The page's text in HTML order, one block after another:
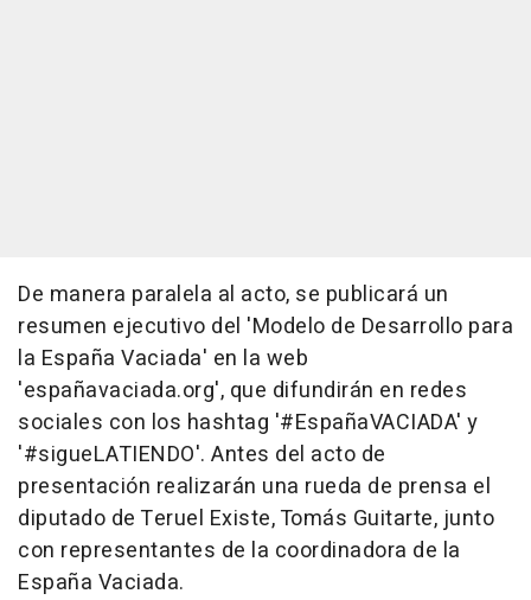
De manera paralela al acto, se publicará un
resumen ejecutivo del 'Modelo de Desarrollo para
la España Vaciada' en la web
'españavaciada.org', que difundirán en redes
sociales con los hashtag '#EspañaVACIADA' y
'#sigueLATIENDO'. Antes del acto de
presentación realizarán una rueda de prensa el
diputado de Teruel Existe, Tomás Guitarte, junto
con representantes de la coordinadora de la
España Vaciada.